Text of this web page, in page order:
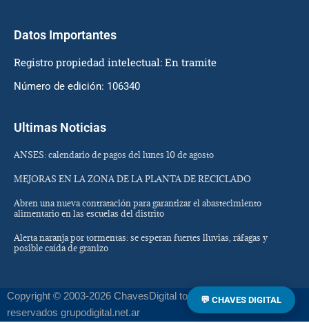
Datos Importantes
Registro propiedad intelectual: En tramite
Número de edición: 106340
Ultimas Noticias
ANSES: calendario de pagos del lunes 10 de agosto
MEJORAS EN LA ZONA DE LA PLANTA DE RECICLADO
Abren una nueva contratación para garantizar el abastecimiento
alimentario en las escuelas del distrito
Alerta naranja por tormentas: se esperan fuertes lluvias, ráfagas y
posible caída de granizo
Copyright © 2003-2026 ChavesDigital todos los derechos
reservados grupodigital.net.ar
💬 CHAVES DIGITAL